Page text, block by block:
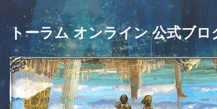
トーラム オンライン 公式ブロ